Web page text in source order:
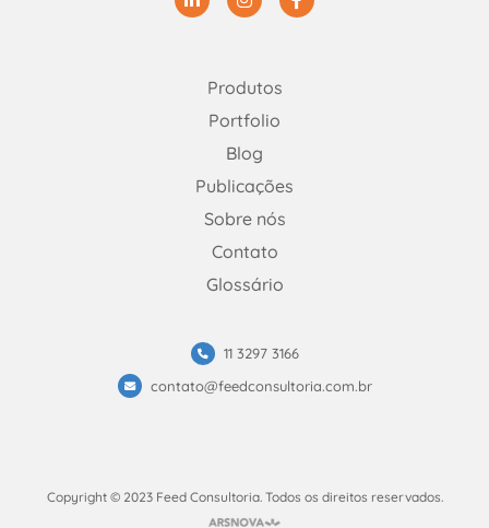
Produtos
Portfolio
Blog
Publicações
Sobre nós
Contato
Glossário
11 3297 3166
contato@feedconsultoria.com.br
Copyright © 2023 Feed Consultoria. Todos os direitos reservados.